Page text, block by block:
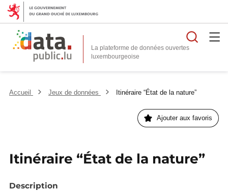
La plateforme de données ouvertes
Accueil Jeux de données Itinéraire “État de la nature”
Ajouter aux favoris
Itinéraire “État de la nature”
Description